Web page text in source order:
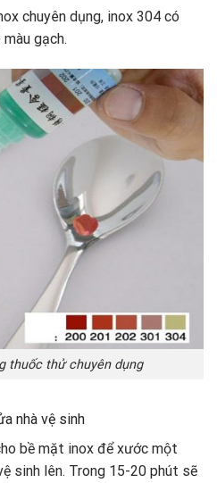
chuyên dụng, inox 304 có
gạch.
thuốc thử chuyên dụng
nhà vệ sinh
bề mặt inox để xước một
sinh lên. Trong 15-20 phút sẽ